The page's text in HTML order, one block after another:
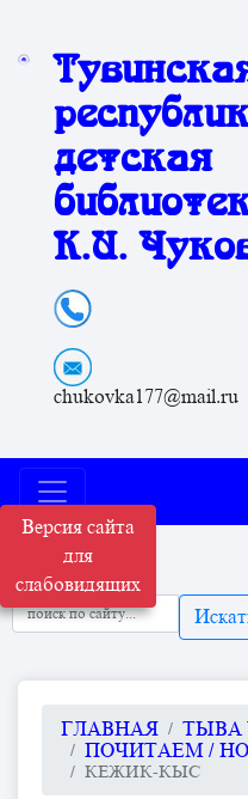
Версия сайта
для
слабовидящих
детская
К.И.
chukovka177@mail.ru
ГЛАВНАЯ
ТЫВА
ПОЧИТАЕМ /
КЕЖИК-КЫС